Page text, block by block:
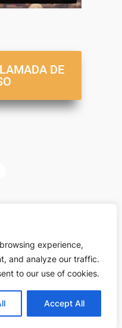
experience,
and analyze our traffic.
to our use of cookies.
Accept All
DE
Facebook Inc. Además, este sitio NO
FACEBOOK es una marca